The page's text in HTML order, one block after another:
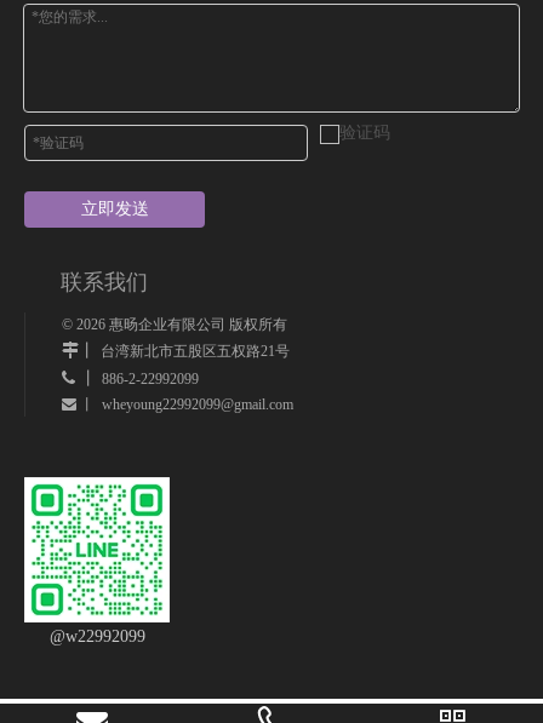
立即发送
联系我们
© 2026 惠旸企业有限公司 版权所有
丨 台湾新北市五股区五权路21号
 丨 886-2-22992099
 丨 wheyoung22992099@gmail.com
@w22992099